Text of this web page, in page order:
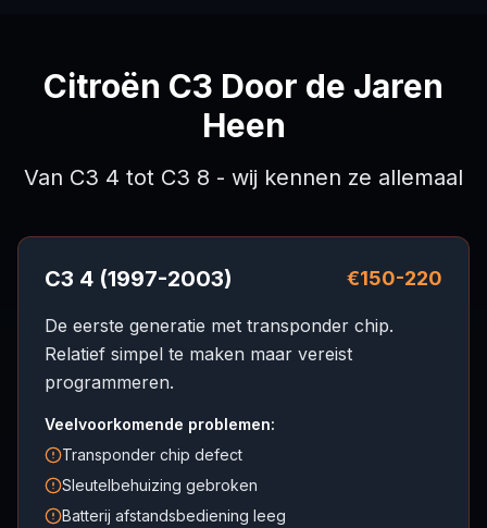
Citroën C3 Door de Jaren
Heen
Van C3 4 tot C3 8 - wij kennen ze allemaal
C3 4 (1997-2003) €150-220
De eerste generatie met transponder chip.
Relatief simpel te maken maar vereist
programmeren.
Veelvoorkomende problemen:
Transponder chip defect
Sleutelbehuizing gebroken
Batterij afstandsbediening leeg